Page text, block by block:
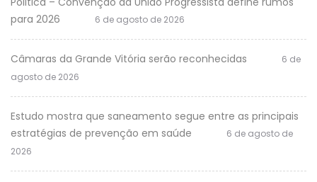
para 2026
6 de agosto de 2026
Câmaras da Grande Vitória serão reconhecidas
6 de
agosto de 2026
Estudo mostra que saneamento segue entre as principais
estratégias de prevenção em saúde
6 de agosto de
2026